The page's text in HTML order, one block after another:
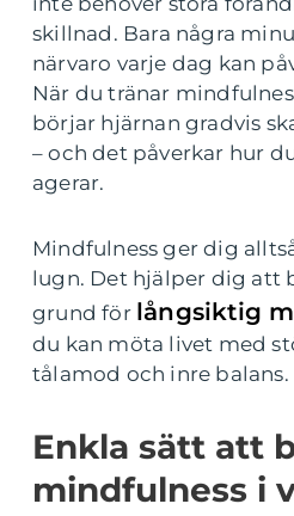
skillnad. Bara några
närvaro varje dag kan
När du tränar
börjar hjärnan gradvis
– och det påverkar hur
agerar.
Mindfulness ger dig
lugn. Det hjälper dig att
grund för långsiktig
du kan möta livet med
tålamod och inre balans.
Enkla sätt att
mindfulness i